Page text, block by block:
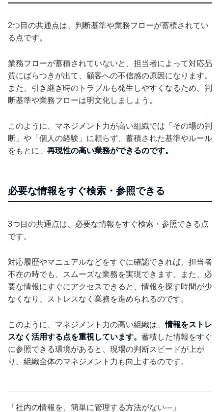
2つ目の共通点は、判断基準や業務フローが蓄積されてい
る点です。
業務フローが蓄積されていないと、担当者によって対応品
質にばらつきが出て、顧客への不信感の原因になります。
また、引き継ぎ時のトラブルも発生しやすくなるため、判
断基準や業務フローは明文化しましょう。
このように、マネジメント力が高い組織では「その場の判
断」や「個人の経験」に頼らず、蓄積された基準やルール
をもとに、 再現性の高い業務ができるのです。
必要な情報をすぐ検索・参照できる
3つ目の共通点は、必要な情報をすぐ検索・参照できる点
です。
対応履歴やマニュアルなどをすぐに確認できれば、担当者
不在の時でも、スムーズな業務を実現できます。また、必
要な情報にすぐにアクセスできると、情報を探す時間が少
なくなり、ストレスなく業務を進められるのです。
このように、マネジメント力の高い組織は、情報をストレ
スなく活用する点を重視しています。 蓄積した情報をすぐ
に参照できる環境があると、現場の判断スピードが上が
り、組織全体のマネジメント力も向上するのです。
「社内の情報を、簡単に管理する方法がない---」